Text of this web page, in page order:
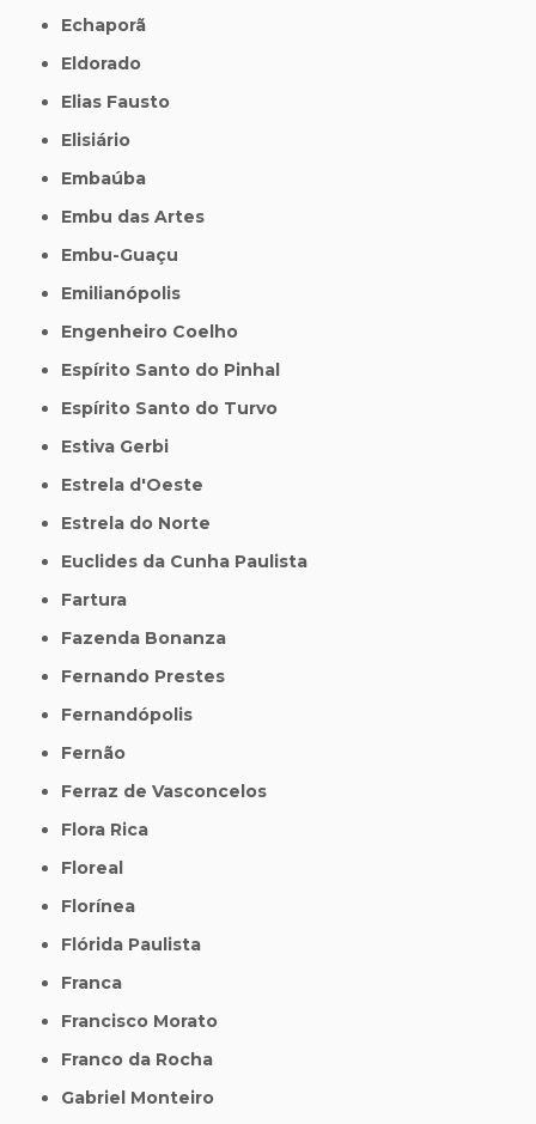
Echaporã
Eldorado
Elias Fausto
Elisiário
Embaúba
Embu das Artes
Embu-Guaçu
Emilianópolis
Engenheiro Coelho
Espírito Santo do Pinhal
Espírito Santo do Turvo
Estiva Gerbi
Estrela d'Oeste
Estrela do Norte
Euclides da Cunha Paulista
Fartura
Fazenda Bonanza
Fernando Prestes
Fernandópolis
Fernão
Ferraz de Vasconcelos
Flora Rica
Floreal
Florínea
Flórida Paulista
Franca
Francisco Morato
Franco da Rocha
Gabriel Monteiro